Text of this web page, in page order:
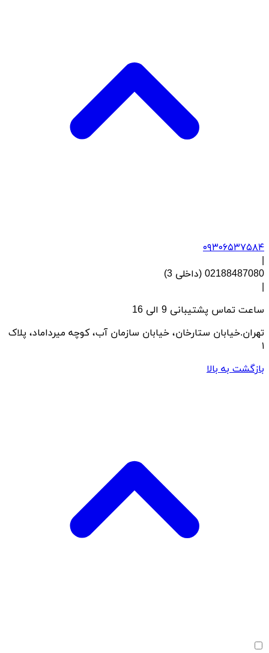
۰۹۳۰۶۵۳۷۵۸۴
02188487080 (داخلی 3)
ساعت تماس پشتیبانی 9 الی 16
تهران.خیابان ستارخان، خیابان سازمان آب، کوچه میرداماد، پلاک
بازگشت به بالا